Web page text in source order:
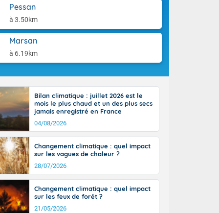
Pessan
à 3.50km
Marsan
à 6.19km
pays en
sur la
la chaine
par
nuageuse
Midi-
degrés
avec 34 à
et 39 à 40
Aquitaine,
de-
sont
Bilan climatique : juillet 2026 est le
mois le plus chaud et un des plus secs
jamais enregistré en France
04/08/2026
Changement climatique : quel impact
sur les vagues de chaleur ?
28/07/2026
Changement climatique : quel impact
sur les feux de forêt ?
21/05/2026